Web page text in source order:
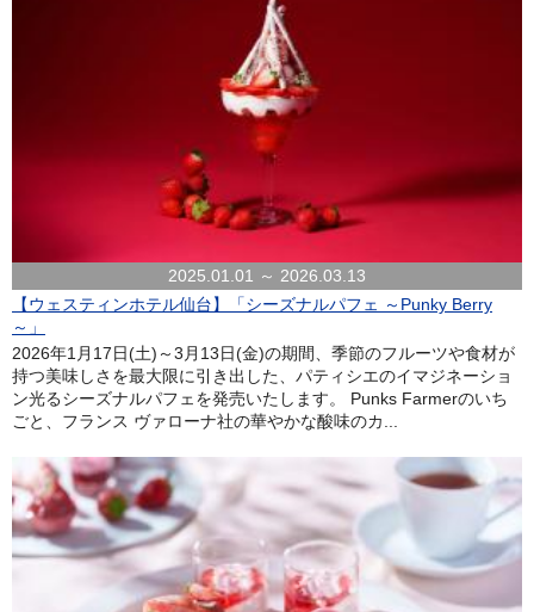
2025.01.01 ～ 2026.03.13
【ウェスティンホテル仙台】「シーズナルパフェ ～Punky Berry
～」
2026年1月17日(土)～3月13日(金)の期間、季節のフルーツや食材が
持つ美味しさを最大限に引き出した、パティシエのイマジネーショ
ン光るシーズナルパフェを発売いたします。 Punks Farmerのいち
ごと、フランス ヴァローナ社の華やかな酸味のカ...